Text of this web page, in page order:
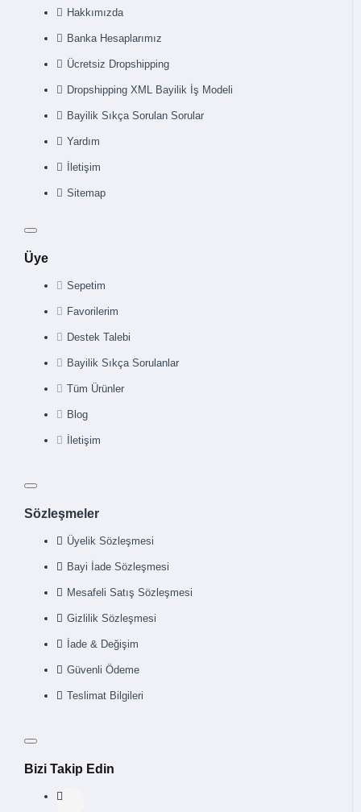
Hakkımızda
Banka Hesaplarımız
Ücretsiz Dropshipping
Dropshipping XML Bayilik İş Modeli
Bayilik Sıkça Sorulan Sorular
Yardım
İletişim
Sitemap
Üye
Sepetim
Favorilerim
Destek Talebi
Bayilik Sıkça Sorulanlar
Tüm Ürünler
Blog
İletişim
Sözleşmeler
Üyelik Sözleşmesi
Bayi İade Sözleşmesi
Mesafeli Satış Sözleşmesi
Gizlilik Sözleşmesi
İade & Değişim
Güvenli Ödeme
Teslimat Bilgileri
Bizi Takip Edin